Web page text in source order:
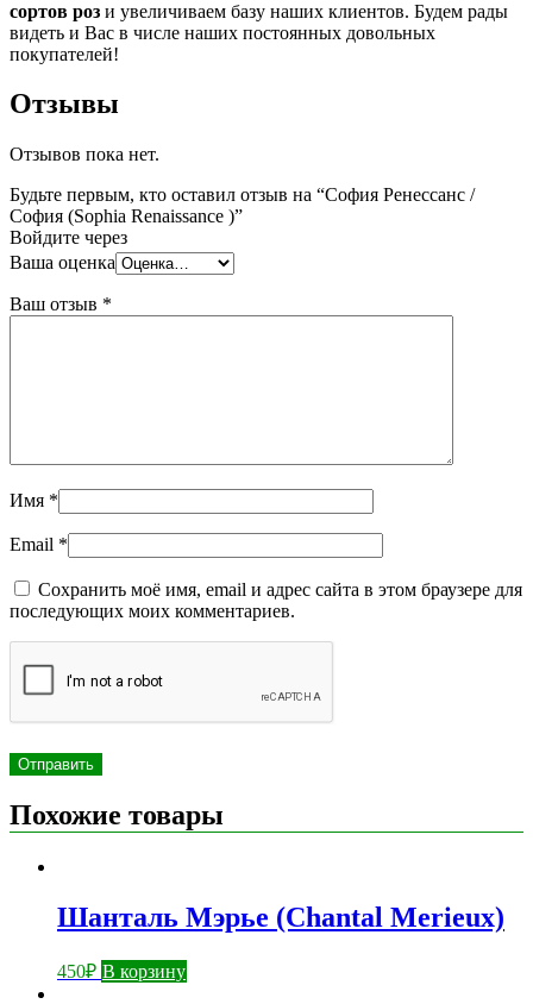
сортов роз и увеличиваем базу наших клиентов. Будем рады
видеть и Вас в числе наших постоянных довольных
покупателей!
Отзывы
Отзывов пока нет.
Будьте первым, кто оставил отзыв на “София Ренессанс /
София (Sophia Renaissance )”
Войдите через
Ваша оценка
Ваш отзыв *
Имя *
Email *
Сохранить моё имя, email и адрес сайта в этом браузере для
последующих моих комментариев.
Похожие товары
Шанталь Мэрье (Chantal Merieux)
450₽ В корзину